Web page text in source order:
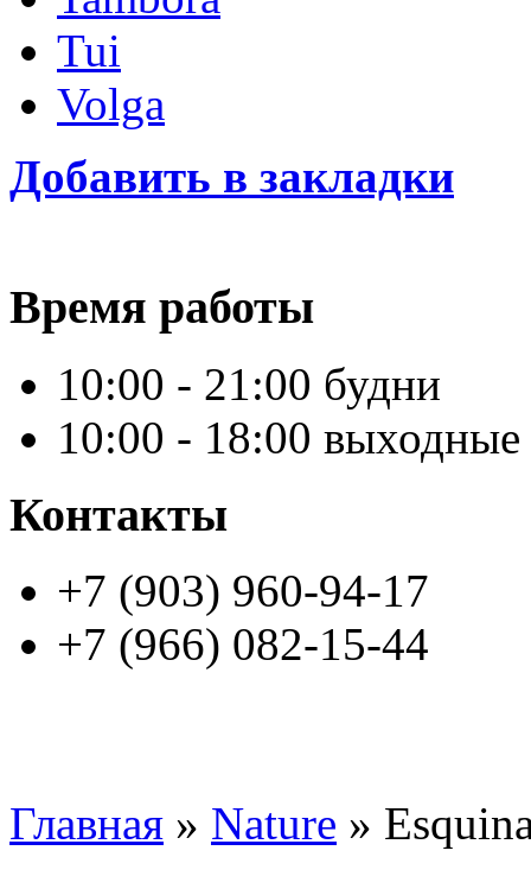
Tui
Volga
Добавить в закладки
Время работы
10:00 - 21:00 будни
10:00 - 18:00 выходные
Контакты
+7 (903) 960-94-17
+7 (966) 082-15-44
Главная » Nature »